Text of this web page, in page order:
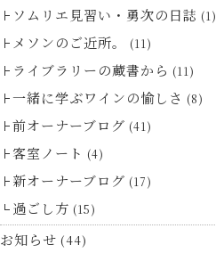
ソムリエ見習い・勇次の日誌 (1)
メソンのご近所。 (11)
ライブラリーの蔵書から (11)
一緒に学ぶワインの愉しさ (8)
前オーナーブログ (41)
客室ノート (4)
新オーナーブログ (17)
過ごし方 (15)
お知らせ (44)